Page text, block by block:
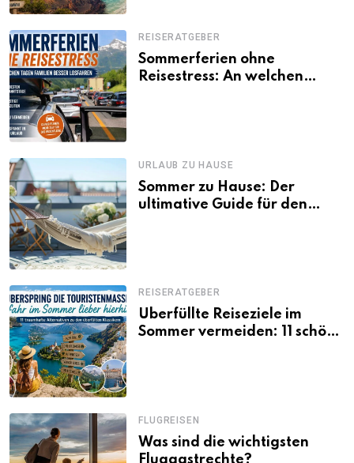
REISERATGEBER
Sommerferien ohne
Reisestress: An welchen
URLAUB ZU HAUSE
Sommer zu Hause: Der
ultimative Guide für den
REISERATGEBER
Überfüllte Reiseziele im
Sommer vermeiden: 11 schöne
FLUGREISEN
Was sind die wichtigsten
Fluggastrechte?